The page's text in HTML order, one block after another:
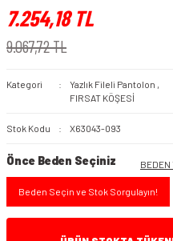
7.254,18 TL
9.067,72 TL
Kategori Yazlık Fileli Pantolon ,
FIRSAT KÖŞESİ
Stok Kodu X63043-093
Önce Beden Seçiniz BEDEN
Beden Seçin ve Stok Sorgulayın!